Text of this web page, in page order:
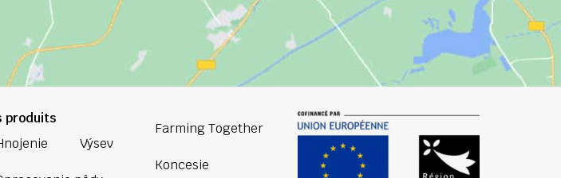
produits
Výsev
Farming Together
Koncesie